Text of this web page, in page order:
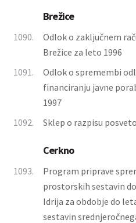
Brežice
1090.
Odlok o zaključnem
Brežice za leto 1996
1091.
Odlok o spremembi
financiranju javne
1997
1092.
Sklep o razpisu
Cerkno
1093.
Program priprave
prostorskih sestavin
Idrija za obdobje do
sestavin